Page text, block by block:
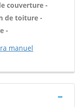
couverture -
de toiture -
-
manuel